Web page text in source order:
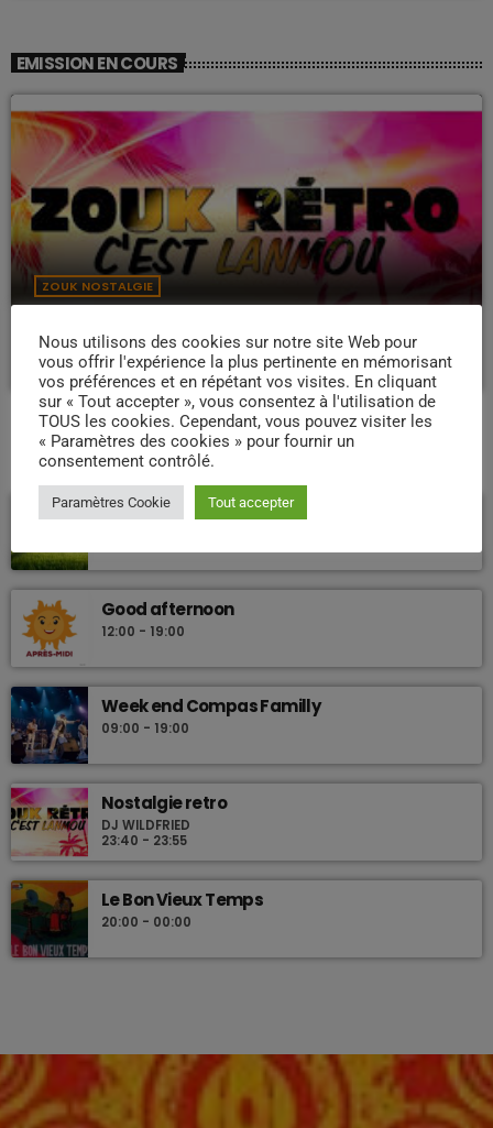
EMISSION EN COURS
ZOUK NOSTALGIE
19:00 - 22:00 more_vert
Nostalgie retro
Dj Wildfried
Les plus beaux Zouk des années 80
PROCHAINES ÉMISSIONS
La vie Jodi
Good afternoon
12:00 - 19:00
Week end Compas Familly
09:00 - 19:00
Nostalgie retro
DJ WILDFRIED
23:40 - 23:55
Le Bon Vieux Temps
20:00 - 00:00
Nous utilisons des cookies sur notre site Web pour
vous offrir l'expérience la plus pertinente en mémorisant
vos préférences et en répétant vos visites. En cliquant
sur « Tout accepter », vous consentez à l'utilisation de
TOUS les cookies. Cependant, vous pouvez visiter les
« Paramètres des cookies » pour fournir un
consentement contrôlé.
Paramètres Cookie Tout accepter